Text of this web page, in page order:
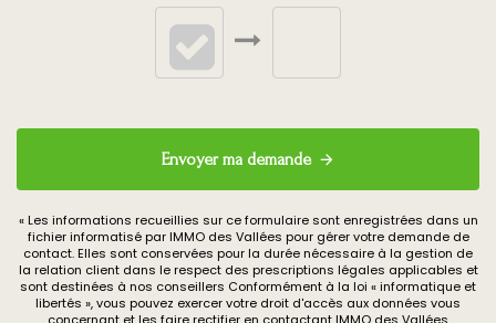
Envoyer ma demande
« Les informations recueillies sur ce formulaire sont enregistrées dans un
fichier informatisé par IMMO des Vallées pour gérer votre demande de
contact. Elles sont conservées pour la durée nécessaire à la gestion de
la relation client dans le respect des prescriptions légales applicables et
sont destinées à nos conseillers Conformément à la loi « informatique et
libertés », vous pouvez exercer votre droit d'accès aux données vous
concernant et les faire rectifier en contactant IMMO des Vallées